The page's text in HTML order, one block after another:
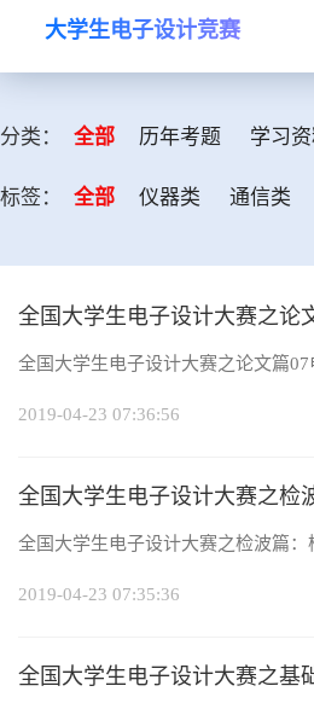
大学生电子设计竞赛
分类： 全部 历年考题 学习
标签： 全部 仪器类 通信类
全国大学生电子设计大赛之论
全国大学生电子设计大赛之论文篇
2019-04-23 07:36:56
全国大学生电子设计大赛之检
全国大学生电子设计大赛之检波篇
2019-04-23 07:35:36
全国大学生电子设计大赛之基